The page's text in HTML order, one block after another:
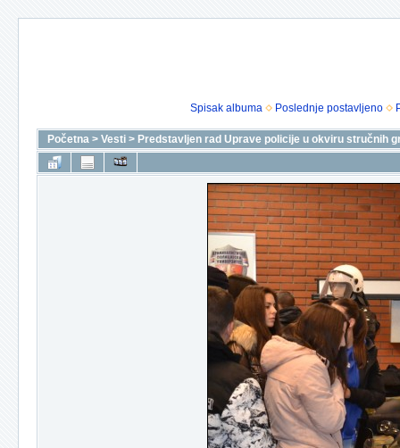
Spisak albuma Poslednje postavljeno
Početna > Vesti > Predstavljen rad Uprave policije u okviru stručnih